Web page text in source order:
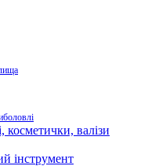
валізи
інструмент